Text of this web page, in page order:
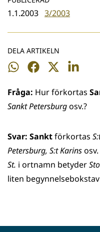
1.1.2003 3/2003
DELA ARTIKELN
Dela
WhatsApp
Dela
Facebook
Dela
Twitter
Dela
LinkedIn
Fråga: Hur förkortas
Sankt Petersburgosv.?
Svar: Sanktförkortas
Petersburg, S:t Karins
St. i ortnamn betyder
liten